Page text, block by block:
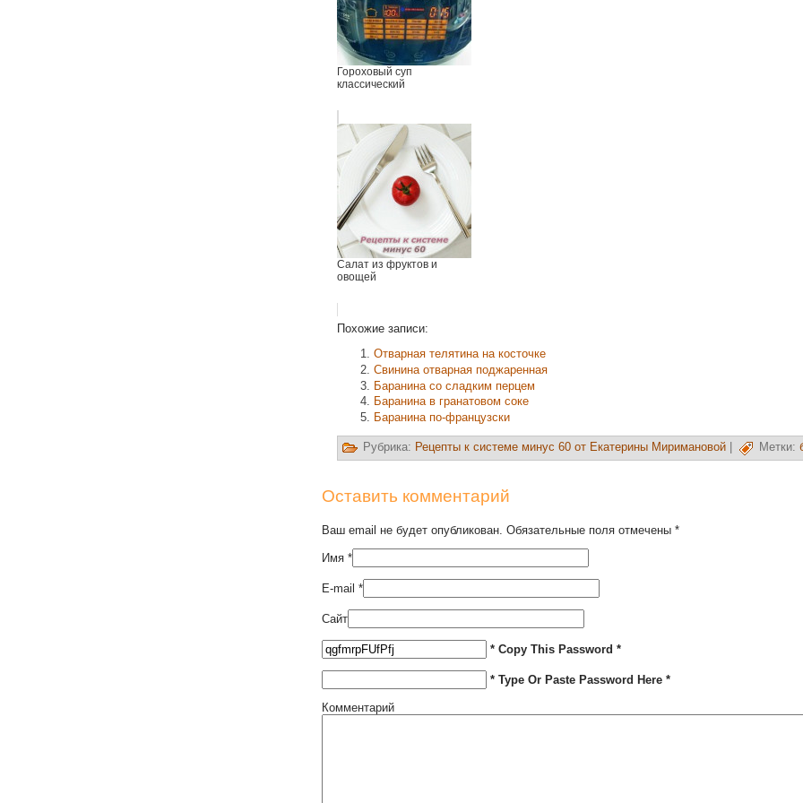
Гороховый суп
классический
Салат из фруктов и
овощей
Похожие записи:
Отварная телятина на косточке
Свинина отварная поджаренная
Баранина со сладким перцем
Баранина в гранатовом соке
Баранина по-французски
Рубрика: Рецепты к системе минус 60 от Екатерины Миримановой Метки:
Оставить комментарий
Ваш email не будет опубликован. Обязательные поля отмечены *
Имя *
E-mail *
Сайт
* Copy This Password *
* Type Or Paste Password Here *
Комментарий